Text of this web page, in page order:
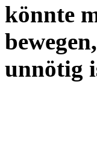
könnte